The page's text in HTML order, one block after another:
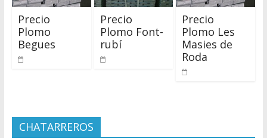
Precio
Plomo
Begues
Precio
Plomo Font-
rubí
Precio
Plomo Les
Masies de
Roda
CHATARREROS